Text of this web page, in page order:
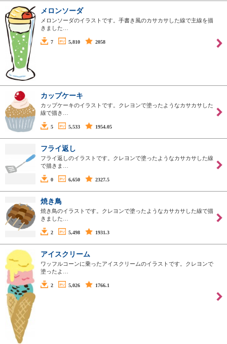
メロンソーダ
メロンソーダのイラストです。手書き風のカサカサした線で主線を描
きました…
7 5,810 2058
カップケーキ
カップケーキのイラストです。クレヨンで塗ったようなカサカサした
線で描き…
5 5,533 1954.05
フライ返し
フライ返しのイラストです。クレヨンで塗ったようなカサカサした線
で描きま…
0 6,650 2327.5
焼き鳥
焼き鳥のイラストです。クレヨンで塗ったようなカサカサした線で描
きました…
2 5,498 1931.3
アイスクリーム
ワッフルコーンに乗ったアイスクリームのイラストです。クレヨンで
塗ったよ…
2 5,026 1766.1